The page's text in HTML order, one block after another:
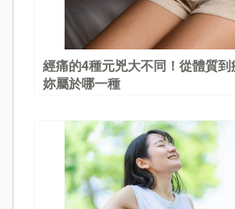
經痛的4種元兇大不同！從體質
妳屬於哪一種